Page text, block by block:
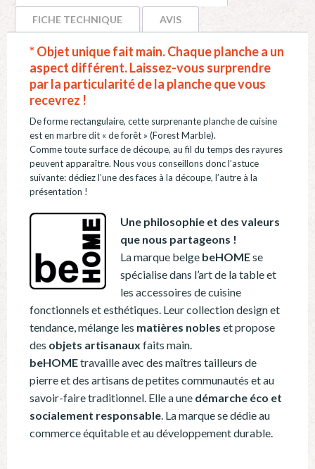
FICHE TECHNIQUE AVIS
* Objet unique fait main. Chaque planche a un
aspect différent. Laissez-vous surprendre
par la particularité de la planche que vous
recevrez !
De forme rectangulaire, cette surprenante planche de cuisine
est en marbre dit « de forêt » (Forest Marble).
Comme toute surface de découpe, au fil du temps des rayures
peuvent apparaître. Nous vous conseillons donc l’astuce
suivante: dédiez l’une des faces à la découpe, l’autre à la
présentation !
Une philosophie et des valeurs
que nous partageons !
La marque belge beHOMEse
spécialise dans l’art de la table et
les accessoires de cuisine
fonctionnels et esthétiques. Leur collection design et
tendance, mélange les matières nobles et propose
des objets artisanaux faits main.
beHOMEtravaille avec des maîtres tailleurs de
pierre et des artisans de petites communautés et au
savoir-faire traditionnel. Elle a une démarche éco et
socialement responsable. La marque se dédie au
commerce équitable et au développement durable.